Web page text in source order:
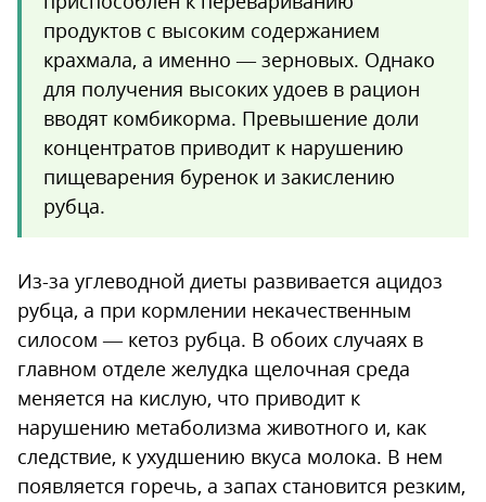
продуктов с высоким содержанием
крахмала, а именно — зерновых. Однако
для получения высоких удоев в рацион
вводят комбикорма. Превышение доли
концентратов приводит к нарушению
пищеварения буренок и закислению
рубца.
Из-за углеводной диеты развивается ацидоз
рубца, а при кормлении некачественным
силосом — кетоз рубца. В обоих случаях в
главном отделе желудка щелочная среда
меняется на кислую, что приводит к
нарушению метаболизма животного и, как
следствие, к ухудшению вкуса молока. В нем
появляется горечь, а запах становится резким,